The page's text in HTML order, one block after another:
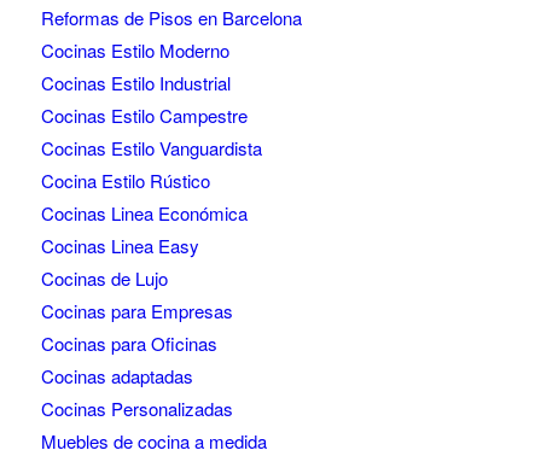
Reformas de Pisos en Barcelona
Cocinas Estilo Moderno
Cocinas Estilo Industrial
Cocinas Estilo Campestre
Cocinas Estilo Vanguardista
Cocina Estilo Rústico
Cocinas Linea Económica
Cocinas Linea Easy
Cocinas de Lujo
Cocinas para Empresas
Cocinas para Oficinas
Cocinas adaptadas
Cocinas Personalizadas
Muebles de cocina a medida